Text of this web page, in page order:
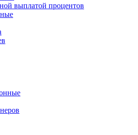
выплатой процентов